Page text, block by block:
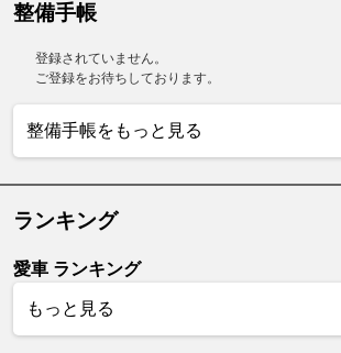
整備手帳
登録されていません。
ご登録をお待ちしております。
整備手帳をもっと見る
ランキング
愛車 ランキング
もっと見る